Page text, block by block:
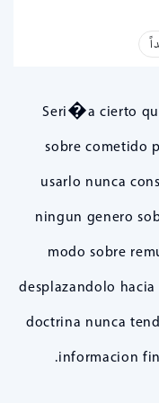
Seri�a cierto
sobre cometido
usarlo nunca
ningun genero
modo sobre
desplazandolo
doctrina nunca
informacion